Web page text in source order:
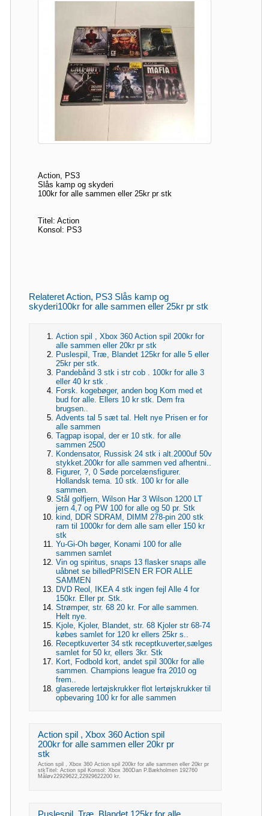
Action, PS3
Slås kamp og skyderi
100kr for alle sammen eller 25kr pr stk
Titel: Action
Konsol: PS3
Relateret Action, PS3 Slås kamp og
skyderi100kr for alle sammen eller 25kr pr stk
Action spil , Xbox 360 Action spil 200kr for
alle sammen eller 20kr pr stk
Puslespil, Træ, Blandet 125kr for alle 5 eller
25kr per stk.
Pandebånd 3 stk i str cob . 100kr for alle 3
eller 40 kr stk .
Forsk. kogebøger, anden bog Kom med et
bud for alle. Ellers 10 kr stk. Dem fra
brugsen..
Advents tal 5 sæt tal. Helt nye Prisen er for
alle sammen
Tagpap isopal, der er 10 stk. for alle
sammen 2500
Kondensator, Russisk 24 stk i alt.2000uf 50v
stykket.200kr for alle sammen ved afhentni..
Figurer, ?, 0 Søde porcelænsfigurer.
Hollandsk tema. 10 stk. 100 kr for alle
sammen.
Stål golfjern, Wilson Har 3 Wilson 1200 LT
jern 4,7 og PW 100 for alle og 50 pr. Stk
kind, DDR SDRAM, DIMM 278-pin 200 stk
ram til 1000kr for dem alle sam eller 150 kr
stk
Yu-Gi-Oh bøger, Konami 100 for alle
sammen samlet
Vin og spiritus, snaps 13 flasker snaps alle
uåbnet se billedPRISEN ER FOR ALLE
SAMMEN
DVD Reol, IKEA 4 stk ingen fejl Alle 4 for
150kr. Eller pr. Stk.
Strømper, str. 68 20 kr. For alle sammen.
Helt nye.
Kjole, Kjoler, Blandet, str. 68 Kjoler str 68-74
købes samlet for 120 kr ellers 25kr s..
Receptkuverter 34 stk receptkuverter,sælges
samlet for 50 kr, ellers 3kr. Stk
Kort, Fodbold kort, andet spil 300kr for alle
sammen. Champions league fra 2010 og
frem..
glaserede lertøjskrukker flot lertøjskrukker til
opbevaring 100 kr for alle sammen
Action spil , Xbox 360 Action spil
200kr for alle sammen eller 20kr pr
stk
Action spil , Xbox 360 Action spil 200kr for alle sammen eller 20kr pr
stkTitel: Action spil Konsol: Xbox 360Dan P.Bækholmen 192760
Måløv22929622,22929622200 kr.